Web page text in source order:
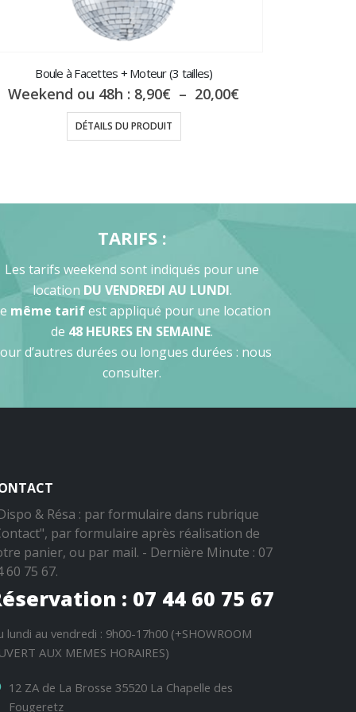
Boule à Facettes + Moteur (3 tailles)
Weekend ou 48h : 8,90€ – 20,00€Plage
DÉTAILS DU PRODUIT
TARIFS :
Les tarifs weekend sont indiqués pour une
location DU VENDREDI AU LUNDI.
même tarifest appliqué pour une location
de 48 HEURES EN SEMAINE.
d’autres durées ou longues durées : nous
consulter.
& Résa : par formulaire dans rubrique
par formulaire après réalisation de
panier, ou par mail. - Dernière Minute : 07
60 75 67.
: 07 44 60 75 67
lundi au vendredi : 9h00-17h00 (+SHOWROOM
AUX MEMES HORAIRES)
12 ZA de La Brosse 35520 La Chapelle des
Fougeretz